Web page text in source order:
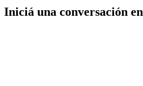
Iniciá una conversación en